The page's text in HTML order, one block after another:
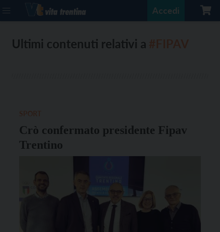
Accedi
Ultimi contenuti relativi a
Crò confermato presidente Fipav
Trentino